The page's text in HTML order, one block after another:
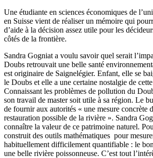
Une étudiante en sciences économiques de
en Suisse vient de réaliser un mémoire qui
d’aide à la décision assez utile pour les
côtés de la frontière.
Sandra Gogniat a voulu savoir quel serait
Doubs retrouvait une belle santé
est originaire de Saignelégier. Enfant, elle se
le Doubs et elle a une certaine nostalgie de
Connaissant les problèmes de pollution du
son travail de master soit utile à sa région. Le
de fournir aux autorités « une mesure concrète
restauration possible de la rivière ». Sandra
connaître la valeur de ce patrimoine naturel.
construit des outils mathématiques pour
habituellement difficilement quantifiable : le
une belle rivière poissonneuse. C’est tout